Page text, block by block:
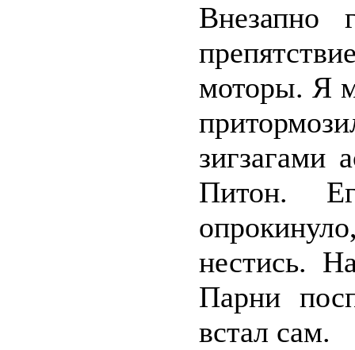
Внезапно
моторы. Я
зигзагами
Питон.
нестись.
Парни
встал сам.